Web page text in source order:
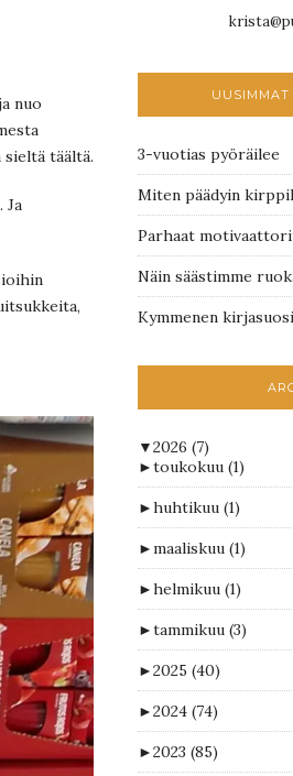
nuo
täältä.
Ja
UUSIMMAT
3-vuotias pyöräilee
Miten päädyin
Parhaat
Näin säästimme
Kymmenen
▼2026 (7)
►toukokuu (1)
►huhtikuu (1)
►maaliskuu (1)
►helmikuu (1)
►tammikuu (3)
►2025 (40)
►2024 (74)
►2023 (85)